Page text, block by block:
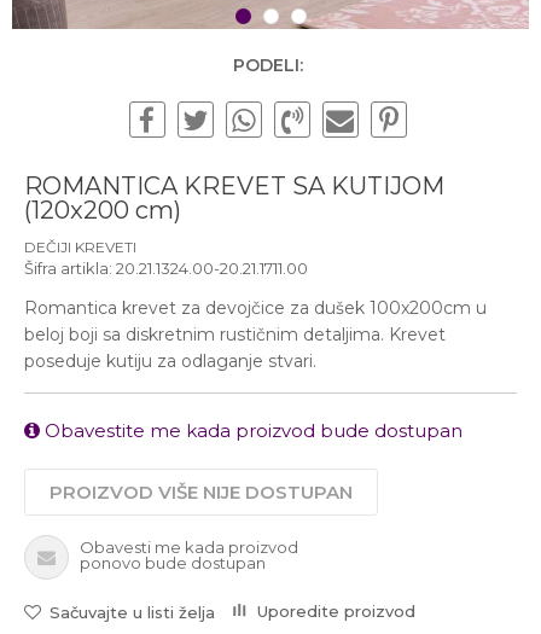
1 2 3
PODELI:
ROMANTICA KREVET SA KUTIJOM
(120x200 cm)
DEČIJI KREVETI
Šifra artikla: 20.21.1324.00-20.21.1711.00
Romantica krevet za devojčice za dušek 100x200cm u
beloj boji sa diskretnim rustičnim detaljima. Krevet
poseduje kutiju za odlaganje stvari.
Obavestite me kada proizvod bude dostupan
PROIZVOD VIŠE NIJE DOSTUPAN
Obavesti me kada proizvod
ponovo bude dostupan
Sačuvajte u listi želja
Uporedite proizvod
Pišite nam